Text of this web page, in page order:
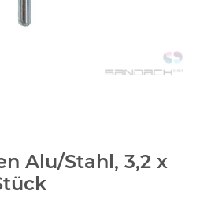
Alu/Stahl, 3,2 x